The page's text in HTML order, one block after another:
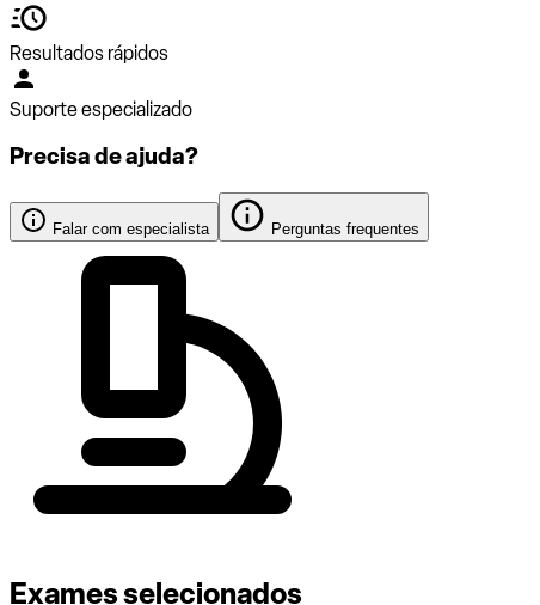
Resultados rápidos
Suporte especializado
Precisa de ajuda?
Falar com especialista Perguntas frequentes
Exames selecionados